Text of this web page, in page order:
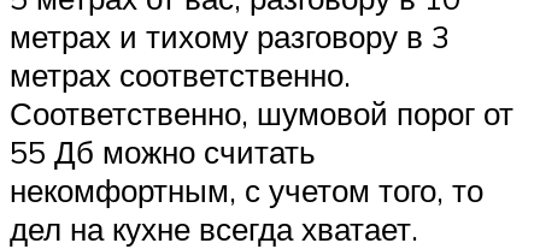
метрах и тихому разговору в 3
метрах соответственно.
Соответственно, шумовой порог от
55 Дб можно считать
некомфортным, с учетом того, то
дел на кухне всегда хватает.